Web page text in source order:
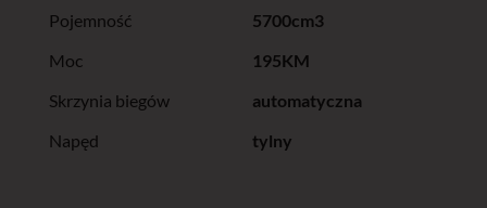
Pojemność
5700cm3
Moc
195KM
Skrzynia biegów
automatyczna
Napęd
tylny